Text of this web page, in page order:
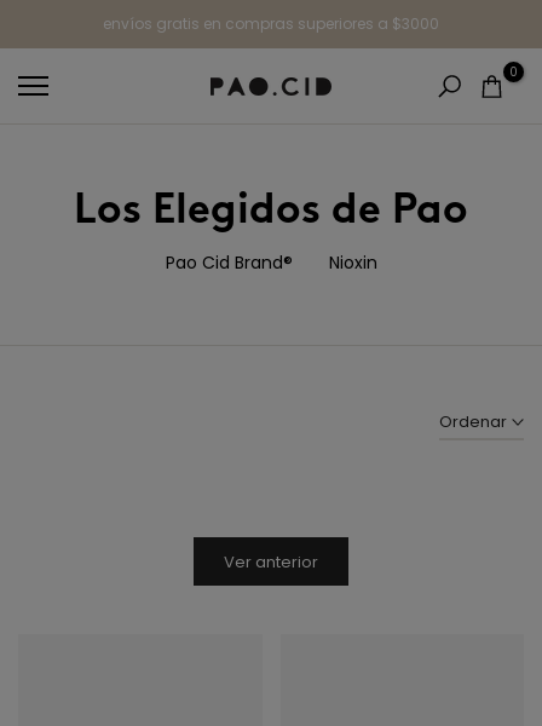
al
contenido
envíos gratis en compras superiores a $3000
0
Los Elegidos de Pao
Pao Cid Brand® Nioxin
Ordenar
Ver anterior